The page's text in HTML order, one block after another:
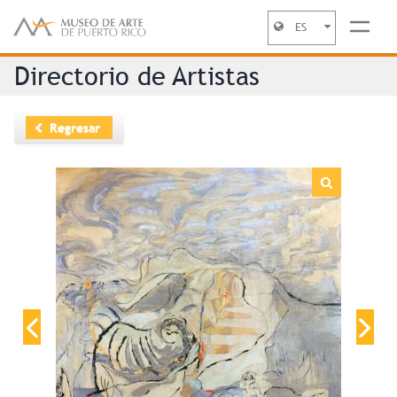
Jump to navigation
ES
Directorio de Artistas
Regresar